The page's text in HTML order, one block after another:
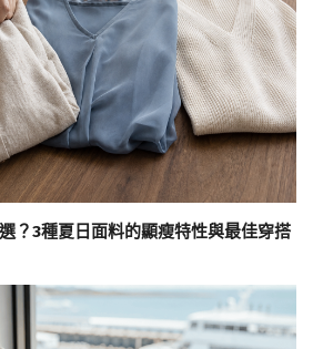
？3種夏日面料的顯瘦特性與最佳穿搭